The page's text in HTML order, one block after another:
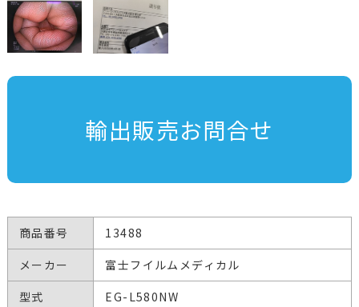
輸出販売お問合せ
商品番号
13488
メーカー
富士フイルムメディカル
型式
EG-L580NW